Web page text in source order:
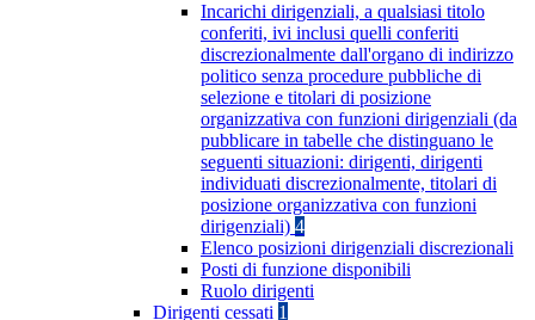
Incarichi dirigenziali, a qualsiasi titolo
conferiti, ivi inclusi quelli conferiti
discrezionalmente dall'organo di indirizzo
politico senza procedure pubbliche di
selezione e titolari di posizione
organizzativa con funzioni dirigenziali (da
pubblicare in tabelle che distinguano le
seguenti situazioni: dirigenti, dirigenti
individuati discrezionalmente, titolari di
posizione organizzativa con funzioni
dirigenziali) 4
Elenco posizioni dirigenziali discrezionali
Posti di funzione disponibili
Ruolo dirigenti
Dirigenti cessati 1